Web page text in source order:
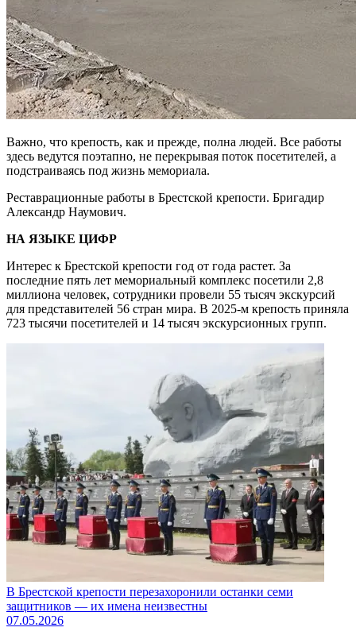
Важно, что крепость, как и прежде, полна людей. Все работы
здесь ведутся поэтапно, не перекрывая поток посетителей, а
подстраиваясь под жизнь мемориала.
Реставрационные работы в Брестской крепости. Бригадир
Александр Наумович.
НА ЯЗЫКЕ ЦИФР
Интерес к Брестской крепости год от года растет. За
последние пять лет мемориальный комплекс посетили 2,8
миллиона человек, сотрудники провели 55 тысяч экскурсий
для представителей 56 стран мира. В 2025‑м крепость приняла
723 тысячи посетителей и 14 тысяч экскурсионных групп.
В Брестской крепости перезахоронили останки семи
защитников — их имена неизвестны
07.05.2026